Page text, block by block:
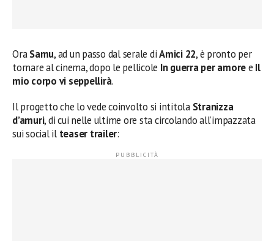
OraSamu, ad un passo dal serale diAmici 22, è pronto per
tornare al cinema, dopo le pellicole In guerra per amoree Il
mio corpo vi seppellirà.
Il progetto che lo vede coinvolto si intitola Stranizza
d’amuri, di cui nelle ultime ore sta circolando all’impazzata
sui social il teaser trailer: